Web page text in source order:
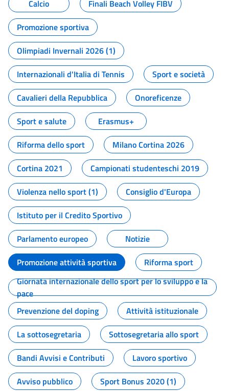
Calcio
Finali Beach Volley FIBV
Promozione sportiva
Olimpiadi Invernali 2026 (1)
Internazionali d'Italia di Tennis
Sport e società
Cavalieri della Repubblica
Onoreficenze
Sport e salute
Erasmus+
Riforma dello sport
Milano Cortina 2026
Cortina 2021
Campionati studenteschi 2019
Violenza nello sport (1)
Consiglio d'Europa
Istituto per il Credito Sportivo
Parlamento europeo
Notizie
Promozione attività sportiva
Riforma sport
Giornata internazionale dello sport per lo sviluppo e la
pace
Prevenzione del doping
Attività istituzionale
La sottosegretaria
Sottosegretaria allo sport
Bandi Avvisi e Contributi
Lavoro sportivo
Avviso pubblico
Sport Bonus 2020 (1)